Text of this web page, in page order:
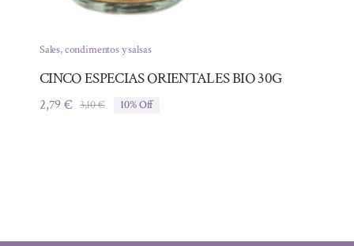
Sales, condimentos y salsas
CINCO ESPECIAS ORIENTALES BIO 30G
3,10€El
2,79€
El
10% Off